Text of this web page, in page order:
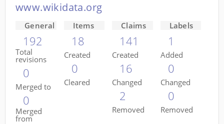
www.wikidata.org
General
192
Total
revisions
0
Merged to
0
Merged
from
Items
18
Created
0
Cleared
Claims
141
Created
16
Changed
2
Removed
Labels
1
Added
0
Changed
0
Removed